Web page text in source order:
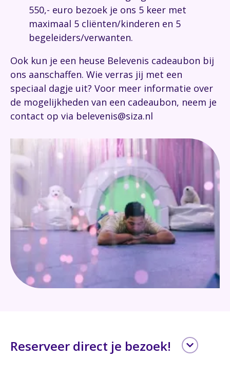
550,- euro bezoek je ons 5 keer met
maximaal 5 cliënten/kinderen en 5
begeleiders/verwanten.
Ook kun je een heuse Belevenis cadeaubon bij
ons aanschaffen. Wie verras jij met een
speciaal dagje uit? Voor meer informatie over
de mogelijkheden van een cadeaubon, neem je
contact op via belevenis@siza.nl
Reserveer direct je bezoek!